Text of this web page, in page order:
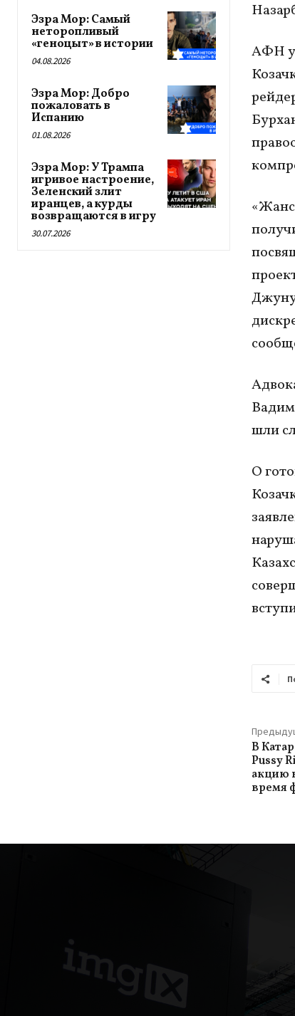
Эзра Мор: Самый
неторопливый
«геноцыт» в истории
04.08.2026
Эзра Мор: Добро
пожаловать в
Испанию
01.08.2026
Эзра Мор: У Трампа
игривое настроение,
Зеленский злит
иранцев, а курды
возвращаются в игру
30.07.2026
АФН
шли
О
В
Pussy
акцию
время